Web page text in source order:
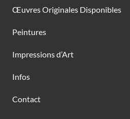
Œuvres Originales Disponibles
Peintures
Impressions d’Art
Infos
Contact